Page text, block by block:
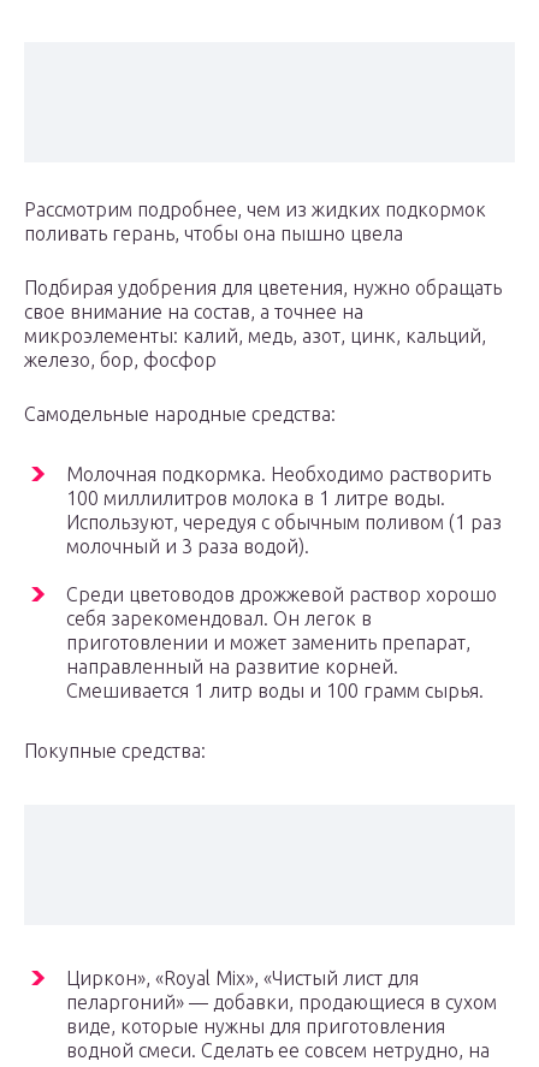
Рассмотрим подробнее, чем из жидких подкормок
поливать герань, чтобы она пышно цвела
Подбирая удобрения для цветения, нужно обращать
свое внимание на состав, а точнее на
микроэлементы: калий, медь, азот, цинк, кальций,
железо, бор, фосфор
Самодельные народные средства:
Молочная подкормка. Необходимо растворить
100 миллилитров молока в 1 литре воды.
Используют, чередуя с обычным поливом (1 раз
молочный и 3 раза водой).
Среди цветоводов дрожжевой раствор хорошо
себя зарекомендовал. Он легок в
приготовлении и может заменить препарат,
направленный на развитие корней.
Смешивается 1 литр воды и 100 грамм сырья.
Покупные средства:
Циркон», «Royal Mix», «Чистый лист для
пеларгоний» — добавки, продающиеся в сухом
виде, которые нужны для приготовления
водной смеси. Сделать ее совсем нетрудно, на